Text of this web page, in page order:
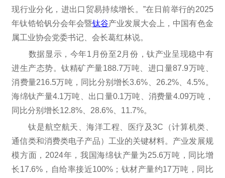
现行业分化，进出口贸易持续增长。”在日前举行的2025
年钛锆铪钒分会年会暨钛谷产业发展大会上，中国有色金
属工业协会党委书记、会长葛红林说。
数据显示，今年1月份至2月份，钛产业呈现稳中有
进生产态势。钛精矿产量188.7万吨、进口量87.9万吨、
消费量216.5万吨，同比分别增长3.6%、26.2%、4.5%。
海绵钛产量4.1万吨、出口量0.1万吨、消费量4.09万吨，
同比分别增长12.8%、28.6%、11.7%。
钛是航空航天、海洋工程、医疗及3C（计算机类、
通信类和消费类电子产品）工业的关键材料。产业发展规
模方面，2024年，我国海绵钛产量为25.6万吨，同比增
长17.6%，自给率接近100%；钛材产量约17万吨，同比